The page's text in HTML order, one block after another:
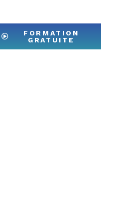
FORMATION
GRATUITE